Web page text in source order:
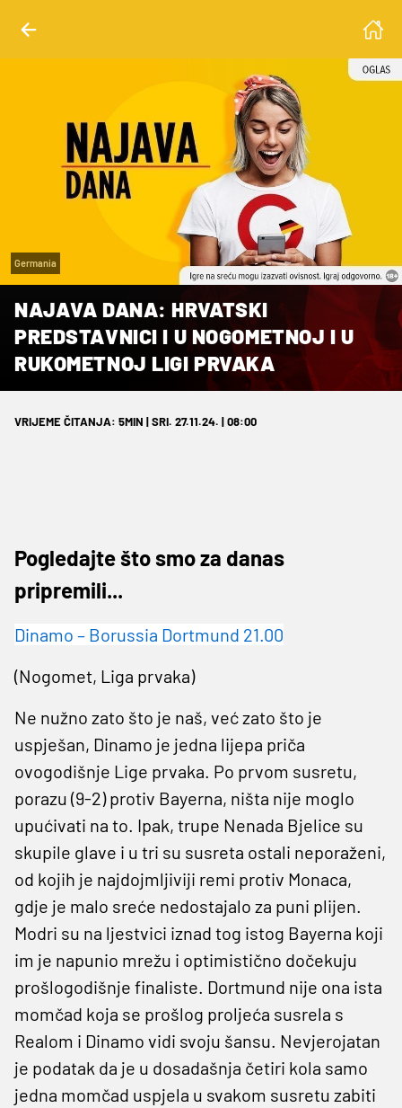
Germania
NAJAVA DANA: HRVATSKI
PREDSTAVNICI I U NOGOMETNOJ I U
RUKOMETNOJ LIGI PRVAKA
VRIJEME ČITANJA: 5MIN | SRI. 27.11.24. | 08:00
Pogledajte što smo za danas
pripremili...
Dinamo – Borussia Dortmund 21.00
(Nogomet, Liga prvaka)
Ne nužno zato što je naš, već zato što je
uspješan, Dinamo je jedna lijepa priča
ovogodišnje Lige prvaka. Po prvom susretu,
porazu (9-2) protiv Bayerna, ništa nije moglo
upućivati na to. Ipak, trupe Nenada Bjelice su
skupile glave i u tri su susreta ostali neporaženi,
od kojih je najdojmljiviji remi protiv Monaca,
gdje je malo sreće nedostajalo za puni plijen.
Modri su na ljestvici iznad tog istog Bayerna koji
im je napunio mrežu i optimistično dočekuju
prošlogodišnje finaliste. Dortmund nije ona ista
momčad koja se prošlog proljeća susrela s
Realom i Dinamo vidi svoju šansu. Nevjerojatan
je podatak da je u dosadašnja četiri kola samo
jedna momčad uspjela u svakom susretu zabiti